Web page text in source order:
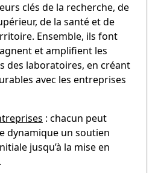
clés de la recherche, de
de la santé et de
Ensemble, ils font
et amplifient les
des laboratoires, en créant
avec les entreprises
: chacun peut
dynamique un soutien
jusqu’à la mise en